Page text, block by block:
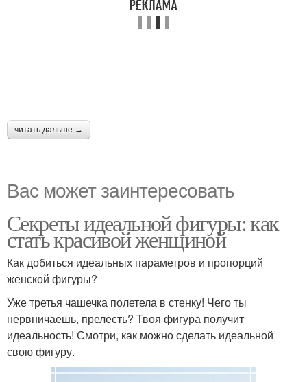
читать дальше →
Вас может заинтересовать
Секреты идеальной фигуры: как
стать красивой женщиной
Как добиться идеальных параметров и пропорций
женской фигуры?
Уже третья чашечка полетела в стенку! Чего ты
нервничаешь, прелесть? Твоя фигура получит
идеальность! Смотри, как можно сделать идеальной
свою фигуру.